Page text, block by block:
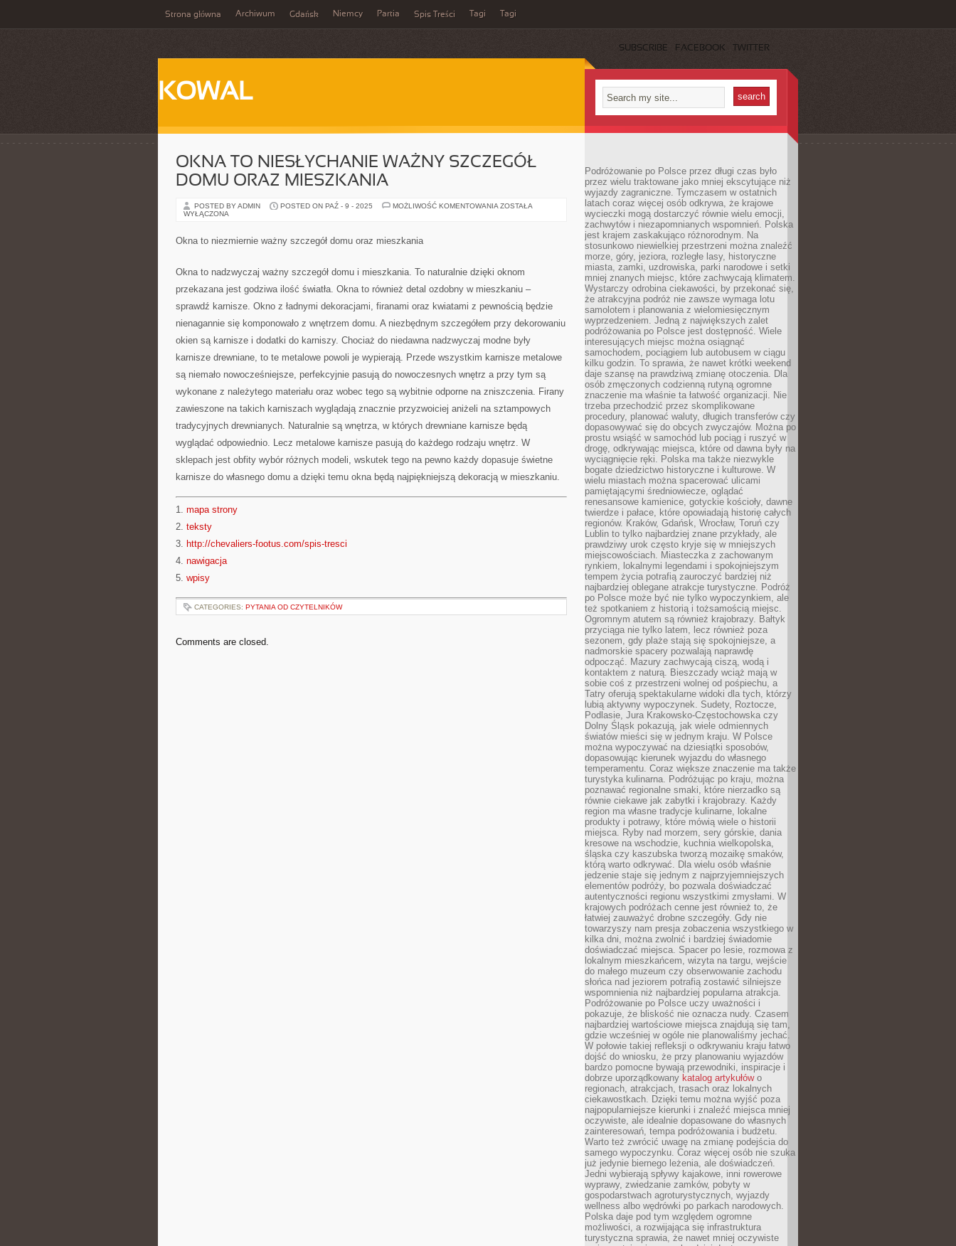
Strona główna Archiwum Gdańsk Niemcy Partia Spis Treści Tagi Tagi
SUBSCRIBE FACEBOOK TWITTER
KOWAL
OKNA TO NIESŁYCHANIE WAŻNY SZCZEGÓŁ
DOMU ORAZ MIESZKANIA
POSTED BY ADMIN POSTED ON PAŹ - 9 - 2025 MOŻLIWOŚĆ KOMENTOWANIA OKNA
ZOSTAŁA
WYŁĄCZONA
Okna to niezmiernie ważny szczegół domu oraz mieszkania
Okna to nadzwyczaj ważny szczegół domu i mieszkania. To naturalnie dzięki oknom
przekazana jest godziwa ilość światła. Okna to również detal ozdobny w mieszkaniu –
sprawdź karnisze. Okno z ładnymi dekoracjami, firanami oraz kwiatami z pewnością będzie
nienagannie się komponowało z wnętrzem domu. A niezbędnym szczegółem przy dekorowaniu
okien są karnisze i dodatki do karniszy. Chociaż do niedawna nadzwyczaj modne były
karnisze drewniane, to te metalowe powoli je wypierają. Przede wszystkim karnisze metalowe
są niemało nowocześniejsze, perfekcyjnie pasują do nowoczesnych wnętrz a przy tym są
wykonane z należytego materiału oraz wobec tego są wybitnie odporne na zniszczenia. Firany
zawieszone na takich karniszach wyglądają znacznie przyzwoiciej aniżeli na sztampowych
tradycyjnych drewnianych. Naturalnie są wnętrza, w których drewniane karnisze będą
wyglądać odpowiednio. Lecz metalowe karnisze pasują do każdego rodzaju wnętrz. W
sklepach jest obfity wybór różnych modeli, wskutek tego na pewno każdy dopasuje świetne
karnisze do własnego domu a dzięki temu okna będą najpiękniejszą dekoracją w mieszkaniu.
1. mapa strony
2. teksty
3. http://chevaliers-footus.com/spis-tresci
4. nawigacja
5. wpisy
CATEGORIES: PYTANIA OD CZYTELNIKÓW
Comments are closed.
Podróżowanie po Polsce przez długi czas było
przez wielu traktowane jako mniej ekscytujące niż
wyjazdy zagraniczne. Tymczasem w ostatnich
latach coraz więcej osób odkrywa, że krajowe
wycieczki mogą dostarczyć równie wielu emocji,
zachwytów i niezapomnianych wspomnień. Polska
jest krajem zaskakująco różnorodnym. Na
stosunkowo niewielkiej przestrzeni można znaleźć
morze, góry, jeziora, rozległe lasy, historyczne
miasta, zamki, uzdrowiska, parki narodowe i setki
mniej znanych miejsc, które zachwycają klimatem.
Wystarczy odrobina ciekawości, by przekonać się,
że atrakcyjna podróż nie zawsze wymaga lotu
samolotem i planowania z wielomiesięcznym
wyprzedzeniem. Jedną z największych zalet
podróżowania po Polsce jest dostępność. Wiele
interesujących miejsc można osiągnąć
samochodem, pociągiem lub autobusem w ciągu
kilku godzin. To sprawia, że nawet krótki weekend
daje szansę na prawdziwą zmianę otoczenia. Dla
osób zmęczonych codzienną rutyną ogromne
znaczenie ma właśnie ta łatwość organizacji. Nie
trzeba przechodzić przez skomplikowane
procedury, planować waluty, długich transferów czy
dopasowywać się do obcych zwyczajów. Można po
prostu wsiąść w samochód lub pociąg i ruszyć w
drogę, odkrywając miejsca, które od dawna były na
wyciągnięcie ręki. Polska ma także niezwykle
bogate dziedzictwo historyczne i kulturowe. W
wielu miastach można spacerować ulicami
pamiętającymi średniowiecze, oglądać
renesansowe kamienice, gotyckie kościoły, dawne
twierdze i pałace, które opowiadają historię całych
regionów. Kraków, Gdańsk, Wrocław, Toruń czy
Lublin to tylko najbardziej znane przykłady, ale
prawdziwy urok często kryje się w mniejszych
miejscowościach. Miasteczka z zachowanym
rynkiem, lokalnymi legendami i spokojniejszym
tempem życia potrafią zauroczyć bardziej niż
najbardziej oblegane atrakcje turystyczne. Podróż
po Polsce może być nie tylko wypoczynkiem, ale
też spotkaniem z historią i tożsamością miejsc.
Ogromnym atutem są również krajobrazy. Bałtyk
przyciąga nie tylko latem, lecz również poza
sezonem, gdy plaże stają się spokojniejsze, a
nadmorskie spacery pozwalają naprawdę
odpocząć. Mazury zachwycają ciszą, wodą i
kontaktem z naturą. Bieszczady wciąż mają w
sobie coś z przestrzeni wolnej od pośpiechu, a
Tatry oferują spektakularne widoki dla tych, którzy
lubią aktywny wypoczynek. Sudety, Roztocze,
Podlasie, Jura Krakowsko-Częstochowska czy
Dolny Śląsk pokazują, jak wiele odmiennych
światów mieści się w jednym kraju. W Polsce
można wypoczywać na dziesiątki sposobów,
dopasowując kierunek wyjazdu do własnego
temperamentu. Coraz większe znaczenie ma także
turystyka kulinarna. Podróżując po kraju, można
poznawać regionalne smaki, które nierzadko są
równie ciekawe jak zabytki i krajobrazy. Każdy
region ma własne tradycje kulinarne, lokalne
produkty i potrawy, które mówią wiele o historii
miejsca. Ryby nad morzem, sery górskie, dania
kresowe na wschodzie, kuchnia wielkopolska,
śląska czy kaszubska tworzą mozaikę smaków,
którą warto odkrywać. Dla wielu osób właśnie
jedzenie staje się jednym z najprzyjemniejszych
elementów podróży, bo pozwala doświadczać
autentyczności regionu wszystkimi zmysłami. W
krajowych podróżach cenne jest również to, że
łatwiej zauważyć drobne szczegóły. Gdy nie
towarzyszy nam presja zobaczenia wszystkiego w
kilka dni, można zwolnić i bardziej świadomie
doświadczać miejsca. Spacer po lesie, rozmowa z
lokalnym mieszkańcem, wizyta na targu, wejście
do małego muzeum czy obserwowanie zachodu
słońca nad jeziorem potrafią zostawić silniejsze
wspomnienia niż najbardziej popularna atrakcja.
Podróżowanie po Polsce uczy uważności i
pokazuje, że bliskość nie oznacza nudy. Czasem
najbardziej wartościowe miejsca znajdują się tam,
gdzie wcześniej w ogóle nie planowaliśmy jechać.
W połowie takiej refleksji o odkrywaniu kraju łatwo
dojść do wniosku, że przy planowaniu wyjazdów
bardzo pomocne bywają przewodniki, inspiracje i
dobrze uporządkowany katalog artykułówo
regionach, atrakcjach, trasach oraz lokalnych
ciekawostkach. Dzięki temu można wyjść poza
najpopularniejsze kierunki i znaleźć miejsca mniej
oczywiste, ale idealnie dopasowane do własnych
zainteresowań, tempa podróżowania i budżetu.
Warto też zwrócić uwagę na zmianę podejścia do
samego wypoczynku. Coraz więcej osób nie szuka
już jedynie biernego leżenia, ale doświadczeń.
Jedni wybierają spływy kajakowe, inni rowerowe
wyprawy, zwiedzanie zamków, pobyty w
gospodarstwach agroturystycznych, wyjazdy
wellness albo wędrówki po parkach narodowych.
Polska daje pod tym względem ogromne
możliwości, a rozwijająca się infrastruktura
turystyczna sprawia, że nawet mniej oczywiste